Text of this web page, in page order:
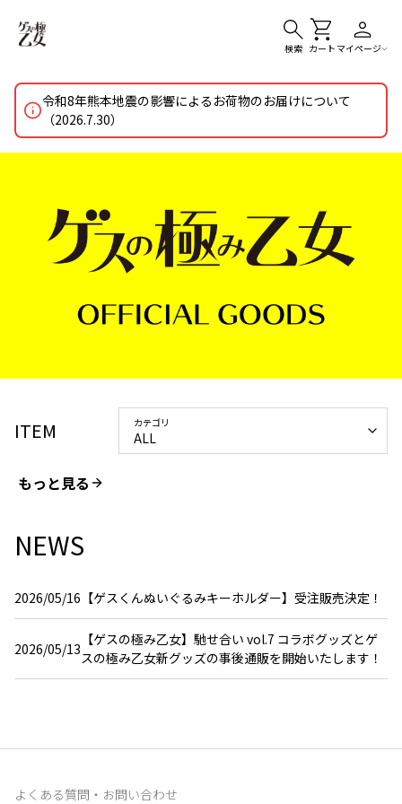
検索 カート マイページ
令和8年熊本地震の影響によるお荷物のお届けについて
（2026.7.30）
ITEM カテゴリ
ALL
もっと見る
NEWS
2026/05/16 【ゲスくんぬいぐるみキーホルダー】受注販売決定！
2026/05/13
【ゲスの極み乙女】馳せ合い vol.7 コラボグッズとゲ
スの極み乙女新グッズの事後通販を開始いたします！
よくある質問・お問い合わせ